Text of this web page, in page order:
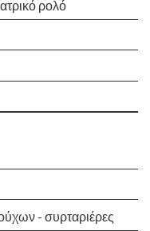
ρολό
- συρταριέρες